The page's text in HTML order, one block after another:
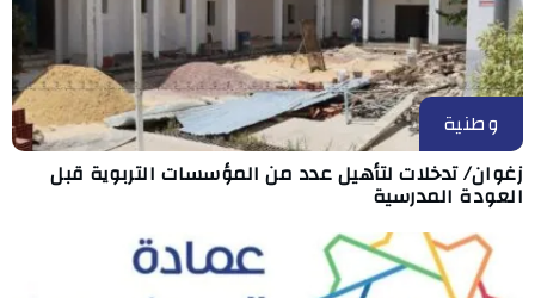
وطنية
زغوان/ تدخلات لتأهيل عدد من المؤسسات التربوية قبل
العودة المدرسية